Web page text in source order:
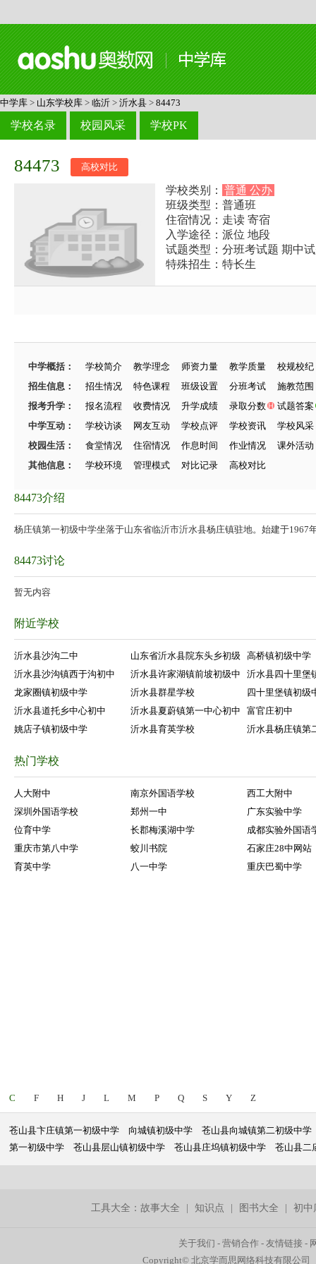
中学库 > 山东学校库 > 临沂 > 沂水县 > 84473
学校名录 校园风采 学校PK
84473 高校对比
学校类别： 普通 公办
班级类型：普通班
住宿情况：走读 寄宿
入学途径：派位 地段
试题类型：分班考试题 期中
特殊招生：特长生
中学概括： 学校简介 教学理念 师资力量 教学质量
校规校纪
招生信息：
招生情况 特色课程 班级设置 分班考试
施教范围
报考升学：
报名流程 收费情况 升学成绩 录取分数
试题答案
中学互动：
学校访谈 网友互动 学校点评 学校资讯
学校风采
校园生活：
食堂情况 住宿情况 作息时间 作业情况
课外活动
其他信息：
学校环境 管理模式 对比记录 高校对比
84473介绍
杨庄镇第一初级中学坐落于山东省临沂市沂水县杨庄镇驻地。始建于1967
84473讨论
暂无内容
附近学校
沂水县沙沟二中 山东省沂水县院东头乡初级
高桥镇初级中学
沂水县沙沟镇西于沟初中
沂水县许家湖镇前坡初级中
沂水县四十里堡
龙家圈镇初级中学
沂水县群星学校
四十里堡镇初级
沂水县道托乡中心初中
沂水县夏蔚镇第一中心初中
富官庄初中
姚店子镇初级中学
沂水县育英学校 沂水县杨庄镇第
热门学校
人大附中 南京外国语学校
西工大附中
深圳外国语学校
郑州一中
广东实验中学
位育中学
长郡梅溪湖中学
成都实验外国语
重庆市第八中学
蛟川书院
石家庄28中网站
育英中学
八一中学 重庆巴蜀中学
C F H J L M P Q S Y Z
苍山县卞庄镇第一初级中学 向城镇初级中学
苍山县向城镇第二初级中学
第一初级中学
苍山县层山镇初级中学 苍山县庄坞镇初级中学 苍山县二
工具大全：故事大全 |知识点 图书大全 |初中
关于我们 -营销合作 -友情链接 -
Copyright© 北京学而思网络科技有限公司